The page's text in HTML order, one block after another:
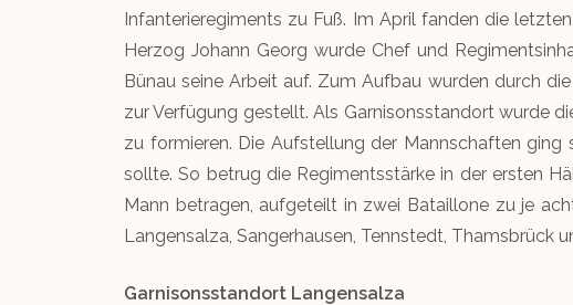
Infanterieregiments zu Fuß. Im April fanden die
Herzog Johann Georg wurde Chef und
Bünau seine Arbeit auf. Zum Aufbau wurden durch
zur Verfügung gestellt. Als Garnisonsstandort wurde
zu formieren. Die Aufstellung der Mannschaften
sollte. So betrug die Regimentsstärke in der ersten
Mann betragen, aufgeteilt in zwei Bataillone zu je
Langensalza, Sangerhausen, Tennstedt, Thamsbrück
Garnisonsstandort Langensalza